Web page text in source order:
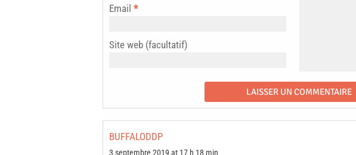
Email *
Site web (facultatif)
BUFFALODDP